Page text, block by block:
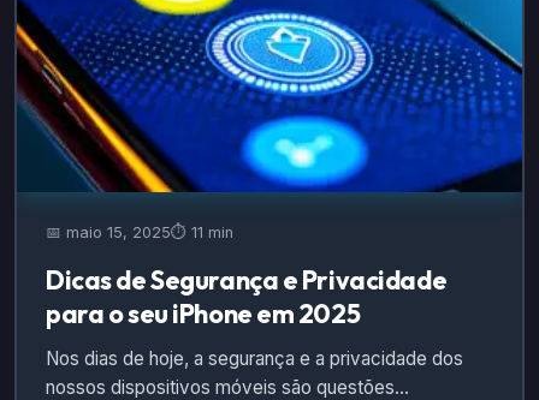
📅 maio 15, 2025⏱️ 11 min
Dicas de Segurança e Privacidade
para o seu iPhone em 2025
Nos dias de hoje, a segurança e a privacidade dos
nossos dispositivos móveis são questões…